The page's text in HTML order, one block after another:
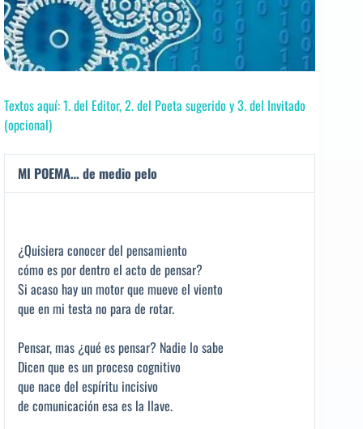
Textos aquí: 1. del Editor, 2. del Poeta sugerido y 3. del Invitado
(opcional)
MI POEMA… de medio pelo
¿Quisiera conocer del pensamiento
cómo es por dentro el acto de pensar?
Si acaso hay un motor que mueve el viento
que en mi testa no para de rotar.
Pensar, mas ¿qué es pensar? Nadie lo sabe
Dicen que es un proceso cognitivo
que nace del espíritu incisivo
de comunicación esa es la llave.